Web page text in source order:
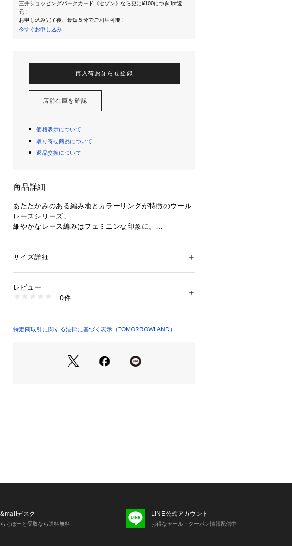
三井ショッピングパークカード《セゾン》なら更に¥100につき1pt還
元！
お申し込み完了後、最短５分でご利用可能！
今すぐお申し込み
再入荷お知らせ登録
店舗在庫を確認
価格表示について
取り寄せ商品について
返品交換について
商品詳細
あたたかみのある編み地とカラーリングが特徴のウール
レースシリーズ。
細やかなレース編みはフェミニンな印象に。
ストレッチを入れて少し詰まった編み目に仕上げ、総レ
スカート（商品番号：35-05-34-05303）とセットアッ
プで着用いただくこともできます。
※商品の色味は、商品単体の画像をご確認ください
店舗にお問い合わせの際は、下記の商品番号をお申し付
性別：レディース
洗濯：洗濯不可、漂白不可、タンブル乾燥不可、アイロン仕上げ
可、ドライ可、ウエットクリーニング不可
い
35043404303 （ショップ）
サイズ詳細
レビュー
0件
特定商取引に関する法律に基づく表示（TOMORROWLAND）
&mallデスク
ららぽーと受取なら送料無料
LINE公式アカウント
お得なセール・クーポン情報配信中